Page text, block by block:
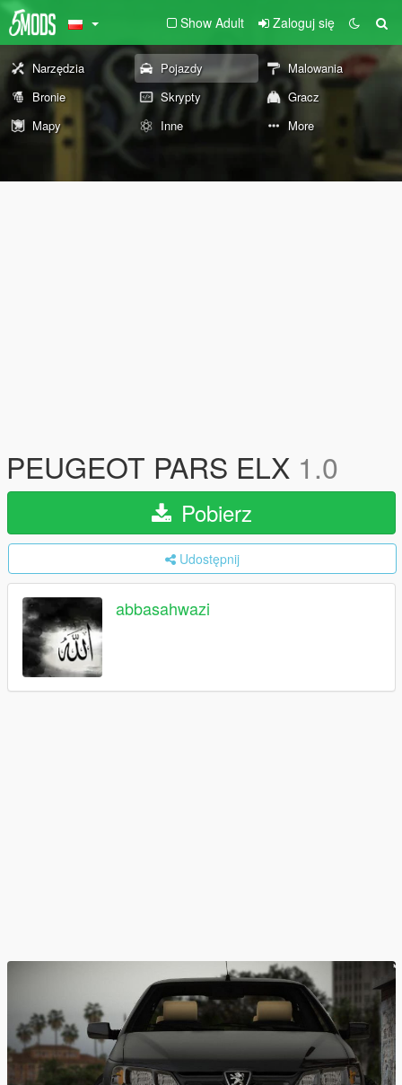
Show Adult Zaloguj się
Narzędzia Pojazdy
Malowania
Bronie
Skrypty
Gracz
Mapy
Inne More
PEUGEOT PARS ELX 1.0
Pobierz
Udostępnij
abbasahwazi